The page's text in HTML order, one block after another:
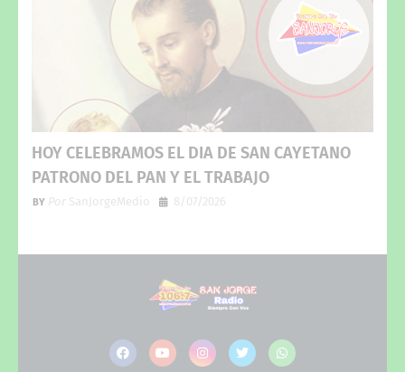
HOY CELEBRAMOS EL DIA DE SAN CAYETANO
PATRONO DEL PAN Y EL TRABAJO
Por SanJorgeMedio 8/07/2026